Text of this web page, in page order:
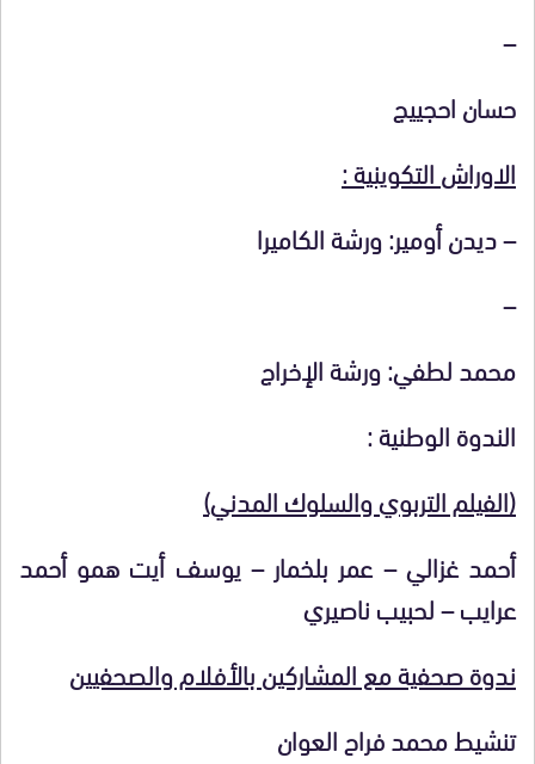
–
حسان احجييج
الاوراش التكوينية :
– ديدن أومير: ورشة الكاميرا
–
محمد لطفي: ورشة الإخراج
الندوة الوطنية :
(الفيلم التربوي والسلوك المدني)
أحمد غزالي – عمر بلخمار – يوسف أيت همو أحمد
عرايب – لحبيب ناصيري
ندوة صحفية مع المشاركين بالأفلام والصحفيين
تنشيط محمد فراح العوان